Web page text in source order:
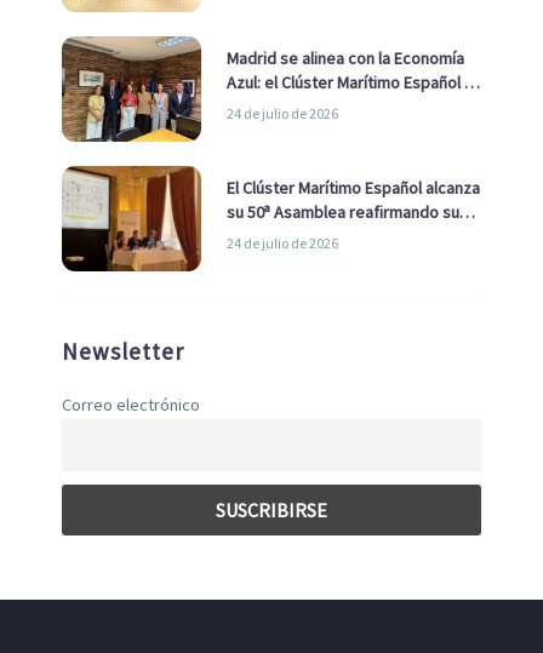
Madrid se alinea con la Economía
Azul: el Clúster Marítimo Español y
la Real Liga Naval avanzan alianzas
24 de julio de 2026
El Clúster Marítimo Español alcanza
su 50ª Asamblea reafirmando su
liderazgo en la Economía Azul
24 de julio de 2026
Newsletter
Correo electrónico